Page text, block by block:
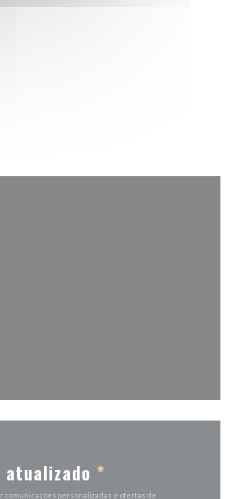
atualizado *
personalizadas e ofertas de